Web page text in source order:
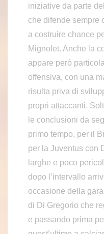
iniziative da parte
che difende sempre
a costruire chance
Mignolet. Anche la
appare però
offensiva, con una
risulta priva di
propri attaccanti.
le conclusioni da
primo tempo, per il
per la Juventus con
larghe e poco
dopo l’intervallo
occasione della
di Di Gregorio che
e passando prima